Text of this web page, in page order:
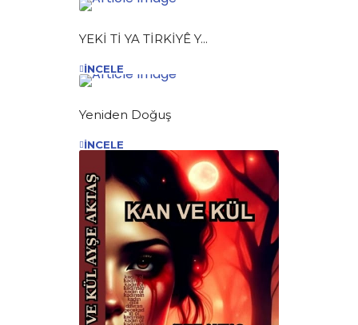
YEKİ Tİ YA TİRKİYÊ Y...
İNCELE
Yeniden Doğuş
İNCELE